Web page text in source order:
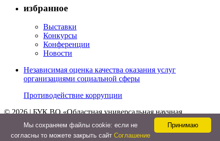
избранное
Выставки
Конкурсы
Конференции
Новости
Независимая оценка качества оказания услуг
организациями социальной сферы
Противодействие коррупции
© 2026 | БУК ВО «Областная универсальная научная
библиотека»
Принимаю
Мы cохраняем файлы cookie: если не
согласны то можете закрыть сайт Соглашение